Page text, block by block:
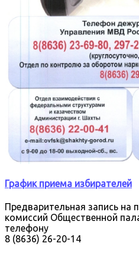
График приема избирателей
Предварительная запись на
комиссий Общественной
телефону
8 (8636) 26-20-14